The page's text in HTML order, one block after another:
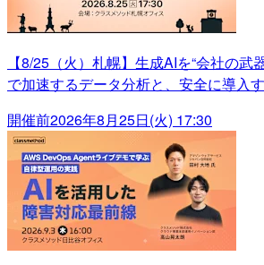
【8/25（火）札幌】生成AIを“会社の武
で加速するデータ分析と、安全に導入
開催前2026年8月25日(火) 17:30